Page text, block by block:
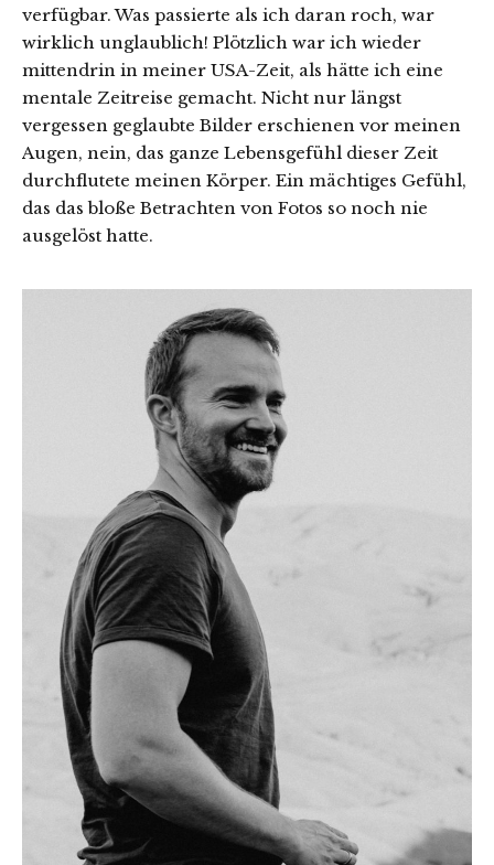
verfügbar. Was passierte als ich daran roch, war
wirklich unglaublich! Plötzlich war ich wieder
mittendrin in meiner USA-Zeit, als hätte ich eine
mentale Zeitreise gemacht. Nicht nur längst
vergessen geglaubte Bilder erschienen vor meinen
Augen, nein, das ganze Lebensgefühl dieser Zeit
durchflutete meinen Körper. Ein mächtiges Gefühl,
das das bloße Betrachten von Fotos so noch nie
ausgelöst hatte.